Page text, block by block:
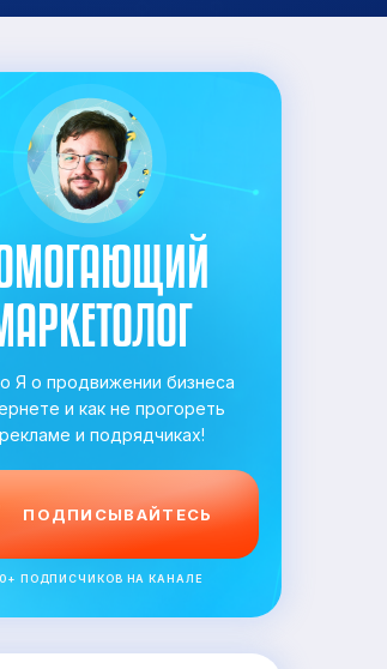
Я о продвижении бизнеса
и как не прогореть
рекламе и подрядчиках!
ПОДПИСЫВАЙТЕСЬ
ПОДПИСЧИКОВ НА КАНАЛЕ